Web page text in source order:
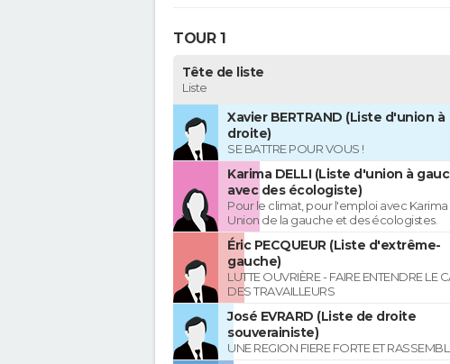
TOUR 1
Tête de liste
Liste
Xavier BERTRAND (Liste d'union à
droite)
SE BATTRE POUR VOUS !
Karima DELLI (Liste d'union à
avec des écologiste)
Pour le climat, pour l'emploi avec Karima
Union de la gauche et des écologistes.
Éric PECQUEUR (Liste d'extrême-
gauche)
LUTTE OUVRIÈRE - FAIRE ENTENDRE LE
DES TRAVAILLEURS
José EVRARD (Liste de droite
souverainiste)
UNE REGION FIERE FORTE ET